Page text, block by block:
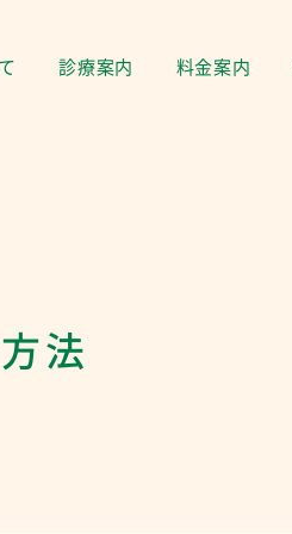
診療案内 料金案内
法